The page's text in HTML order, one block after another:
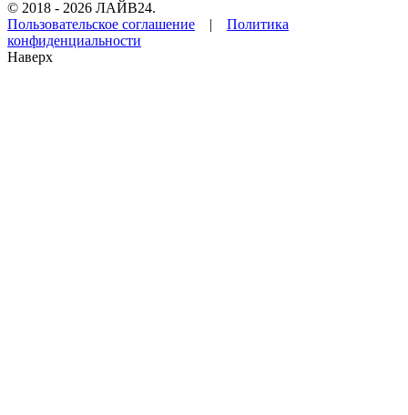
© 2018 - 2026 ЛАЙВ24.
Пользовательское соглашение | Политика
конфиденциальности
Наверх